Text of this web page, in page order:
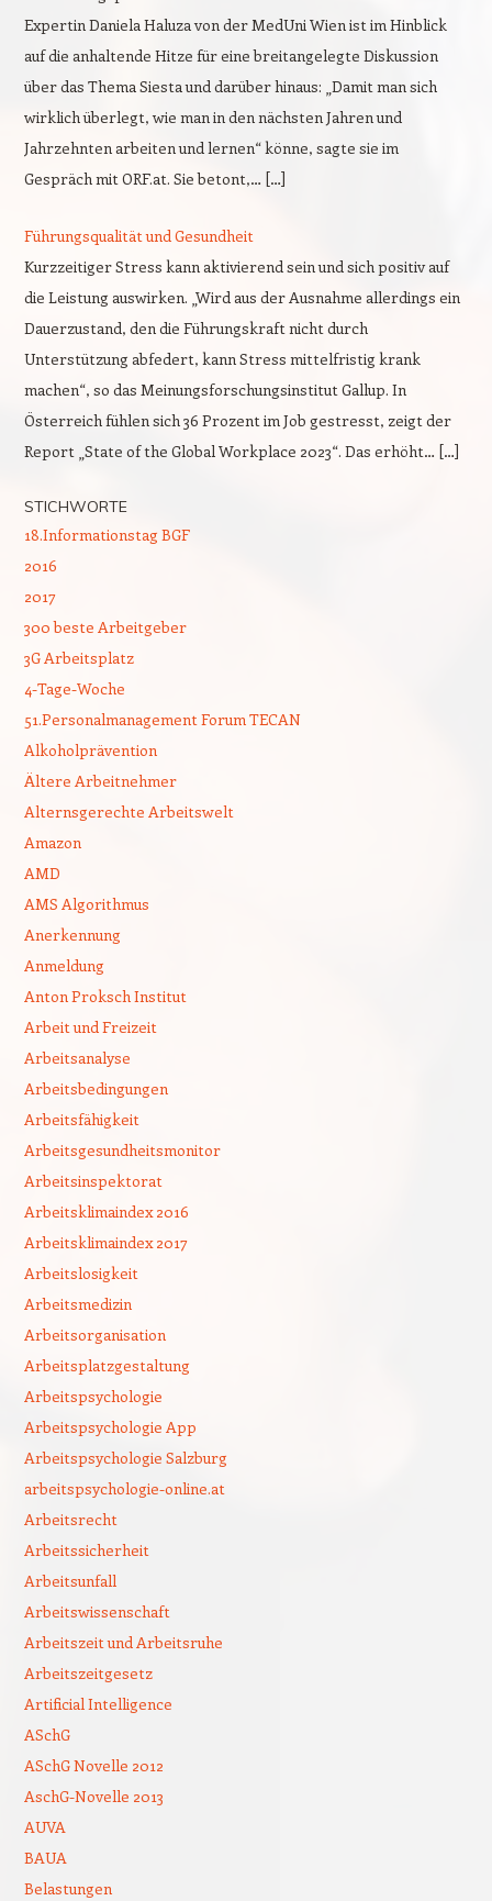
Expertin Daniela Haluza von der MedUni Wien ist im Hinblick
auf die anhaltende Hitze für eine breitangelegte Diskussion
über das Thema Siesta und darüber hinaus: „Damit man sich
wirklich überlegt, wie man in den nächsten Jahren und
Jahrzehnten arbeiten und lernen“ könne, sagte sie im
Gespräch mit ORF.at. Sie betont,… […]
Führungsqualität und Gesundheit
Kurzzeitiger Stress kann aktivierend sein und sich positiv auf
die Leistung auswirken. „Wird aus der Ausnahme allerdings ein
Dauerzustand, den die Führungskraft nicht durch
Unterstützung abfedert, kann Stress mittelfristig krank
machen“, so das Meinungsforschungsinstitut Gallup. In
Österreich fühlen sich 36 Prozent im Job gestresst, zeigt der
Report „State of the Global Workplace 2023“. Das erhöht… […]
STICHWORTE
18.Informationstag BGF
2016
2017
300 beste Arbeitgeber
3G Arbeitsplatz
4-Tage-Woche
51.Personalmanagement Forum TECAN
Alkoholprävention
Ältere Arbeitnehmer
Alternsgerechte Arbeitswelt
Amazon
AMD
AMS Algorithmus
Anerkennung
Anmeldung
Anton Proksch Institut
Arbeit und Freizeit
Arbeitsanalyse
Arbeitsbedingungen
Arbeitsfähigkeit
Arbeitsgesundheitsmonitor
Arbeitsinspektorat
Arbeitsklimaindex 2016
Arbeitsklimaindex 2017
Arbeitslosigkeit
Arbeitsmedizin
Arbeitsorganisation
Arbeitsplatzgestaltung
Arbeitspsychologie
Arbeitspsychologie App
Arbeitspsychologie Salzburg
arbeitspsychologie-online.at
Arbeitsrecht
Arbeitssicherheit
Arbeitsunfall
Arbeitswissenschaft
Arbeitszeit und Arbeitsruhe
Arbeitszeitgesetz
Artificial Intelligence
ASchG
ASchG Novelle 2012
AschG-Novelle 2013
AUVA
BAUA
Belastungen